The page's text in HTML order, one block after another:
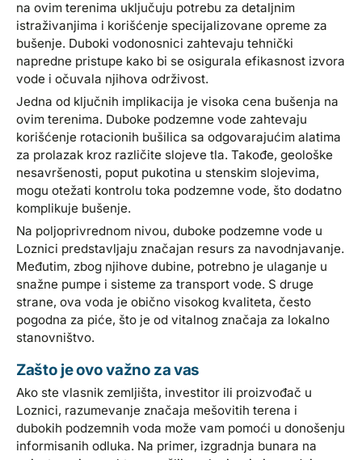
na ovim terenima uključuju potrebu za detaljnim
istraživanjima i korišćenje specijalizovane opreme za
bušenje. Duboki vodonosnici zahtevaju tehnički
napredne pristupe kako bi se osigurala efikasnost izvora
vode i očuvala njihova održivost.
Jedna od ključnih implikacija je visoka cena bušenja na
ovim terenima. Duboke podzemne vode zahtevaju
korišćenje rotacionih bušilica sa odgovarajućim alatima
za prolazak kroz različite slojeve tla. Takođe, geološke
nesavršenosti, poput pukotina u stenskim slojevima,
mogu otežati kontrolu toka podzemne vode, što dodatno
komplikuje bušenje.
Na poljoprivrednom nivou, duboke podzemne vode u
Loznici predstavljaju značajan resurs za navodnjavanje.
Međutim, zbog njihove dubine, potrebno je ulaganje u
snažne pumpe i sisteme za transport vode. S druge
strane, ova voda je obično visokog kvaliteta, često
pogodna za piće, što je od vitalnog značaja za lokalno
stanovništvo.
Zašto je ovo važno za vas
Ako ste vlasnik zemljišta, investitor ili proizvođač u
Loznici, razumevanje značaja mešovitih terena i
dubokih podzemnih voda može vam pomoći u donošenju
informisanih odluka. Na primer, izgradnja bunara na